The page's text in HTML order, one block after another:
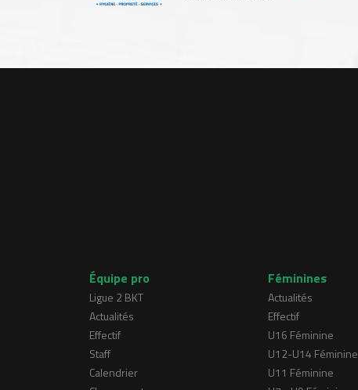
Équipe pro
Ligue 2 BKT
Actualités
Effectif
Staff
Calendrier
Féminines
Actualités
Effectif
U16 Féminine
U12-U14 Féminine
U11 Féminine